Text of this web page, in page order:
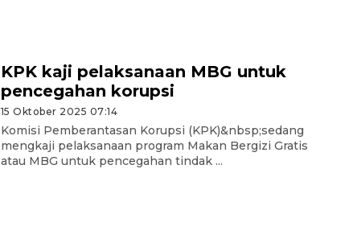
KPK kaji pelaksanaan MBG untuk
pencegahan korupsi
15 Oktober 2025 07:14
Komisi Pemberantasan Korupsi (KPK)&nbsp;sedang
mengkaji pelaksanaan program Makan Bergizi Gratis
atau MBG untuk pencegahan tindak ...